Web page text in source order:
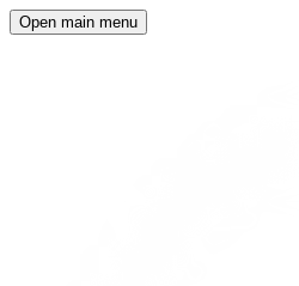
Open main menu